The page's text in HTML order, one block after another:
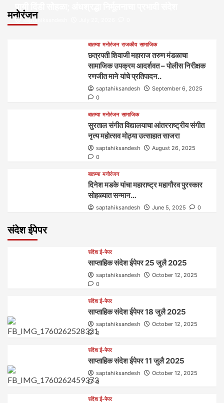
मनोरंजन
पायी दिंडी सोहळा; अंधश्रद्धा निर्मूलनाचा प्रभावी संदेश
saptahiksandesh
बातम्या मनोरंजन राजकीय सामाजिक
छत्रपती शिवाजी महाराज तरुण मंडळाचा
सामाजिक उपक्रम आदर्शवत – पोलीस निरीक्षक
रणजीत माने यांचे प्रतिपादन..
saptahiksandesh
September 6, 2025
0
बातम्या मनोरंजन सामाजिक
सुरताल संगीत विद्यालयाचा आंतरराष्ट्रीय संगीत
नृत्य महोत्सव मोठ्या उत्साहात साजरा
saptahiksandesh
August 26, 2025
0
बातम्या मनोरंजन
दिनेश मडके यांचा महाराष्ट्र महागौरव‌ पुरस्कार‌‌‌
सोहळ्यात सन्मान…
saptahiksandesh June 5, 2025 0
संदेश ईपेपर
संदेश ई-पेपर
साप्ताहिक संदेश ईपेपर 25 जुलै 2025
saptahiksandesh
October 12, 2025
0
संदेश ई-पेपर
साप्ताहिक संदेश ईपेपर 18 जुलै 2025
saptahiksandesh
October 12, 2025
0
संदेश ई-पेपर
साप्ताहिक संदेश ईपेपर 11 जुलै 2025
saptahiksandesh
October 12, 2025
0
संदेश ई-पेपर